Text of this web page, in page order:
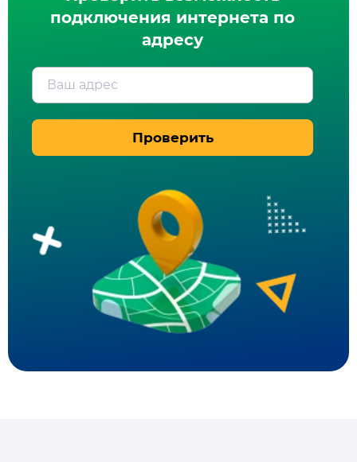
подключения интернета по
адресу
Ваш адрес
Проверить